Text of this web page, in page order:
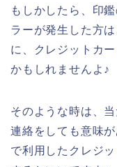
もしかしたら、印
ラーが発生した方
に、クレジットカ
かもしれませんよ♪
そのような時は、
連絡をしても意味
で利用したクレジ